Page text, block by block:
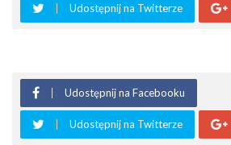
Udostępnij na Twitterze
Udostępnij na Facebooku
Udostępnij na Twitterze